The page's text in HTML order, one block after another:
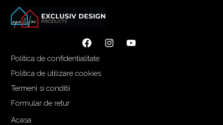
Politica de confidentialitate
Politica de utilizare cookies
Termeni si conditii
Formular de retur
Acasa